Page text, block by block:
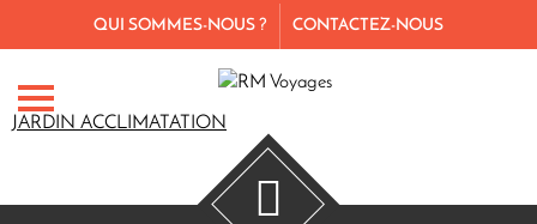
QUI SOMMES-NOUS ? CONTACTEZ-NOUS
JARDIN ACCLIMATATION